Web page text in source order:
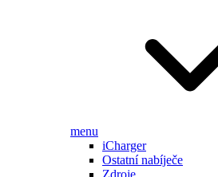
menu
iCharger
Ostatní nabíječe
Zdroje